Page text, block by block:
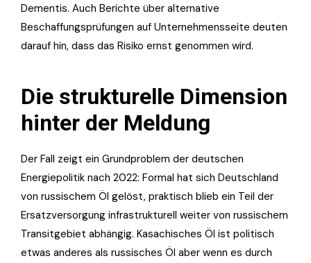
Dementis. Auch Berichte über alternative
Beschaffungsprüfungen auf Unternehmensseite deuten
darauf hin, dass das Risiko ernst genommen wird.
Die strukturelle Dimension
hinter der Meldung
Der Fall zeigt ein Grundproblem der deutschen
Energiepolitik nach 2022: Formal hat sich Deutschland
von russischem Öl gelöst, praktisch blieb ein Teil der
Ersatzversorgung infrastrukturell weiter von russischem
Transitgebiet abhängig. Kasachisches Öl ist politisch
etwas anderes als russisches Öl aber wenn es durch